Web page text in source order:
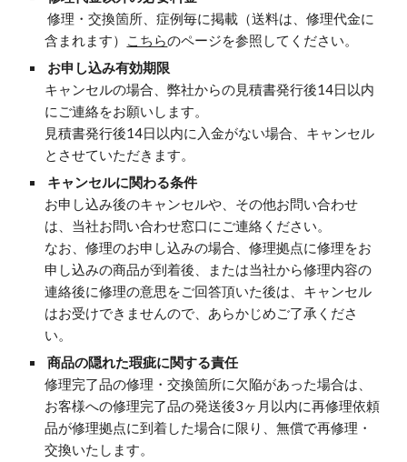
修理・交換箇所、症例毎に掲載（送料は、修理代金に
含まれます） こちらのページを参照してください。
お申し込み有効期限
キャンセルの場合、弊社からの見積書発行後14日以内
にご連絡をお願いします。
見積書発行後14日以内に入金がない場合、キャンセル
とさせていただきます。
キャンセルに関わる条件
お申し込み後のキャンセルや、その他お問い合わせ
は、当社お問い合わせ窓口にご連絡ください。
なお、修理のお申し込みの場合、修理拠点に修理をお
申し込みの商品が到着後、または当社から修理内容の
連絡後に修理の意思をご回答頂いた後は、キャンセル
はお受けできませんので、あらかじめご了承くださ
い。
商品の隠れた瑕疵に関する責任
修理完了品の修理・交換箇所に欠陥があった場合は、
お客様への修理完了品の発送後3ヶ月以内に再修理依頼
品が修理拠点に到着した場合に限り、無償で再修理・
交換いたします。